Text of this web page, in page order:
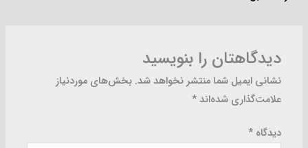
دیدگاهتان را بنویسید
نشانی ایمیل شما منتشر نخواهد شد. بخش‌های موردنیاز
علامت‌گذاری شده‌اند*
دیدگاه*